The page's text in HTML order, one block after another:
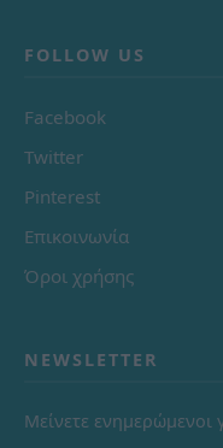
FOLLOW US
Facebook
Twitter
Pinterest
Επικοινωνία
Όροι χρήσης
NEWSLETTER
Μείνετε ενημερώμενοι